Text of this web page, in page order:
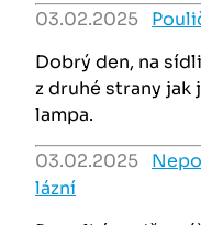
03.02.2025
Dobrý den, na
z druhé strany
lampa.
03.02.2025
lázní